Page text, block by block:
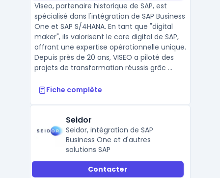
Viseo, partenaire historique de SAP, est
spécialisé dans l'intégration de SAP Business
One et SAP S/4HANA. En tant que "digital
maker", ils valorisent le core digital de SAP,
offrant une expertise opérationnelle unique.
Depuis près de 20 ans, VISEO a piloté des
projets de transformation réussis grâc ...
Fiche complète
Seidor
Seidor, intégration de SAP
Business One et d'autres
solutions SAP
Contacter